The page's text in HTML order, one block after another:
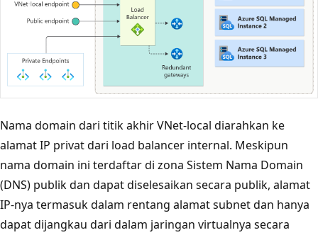
Nama domain dari titik akhir VNet-local diarahkan ke
alamat IP privat dari load balancer internal. Meskipun
nama domain ini terdaftar di zona Sistem Nama Domain
(DNS) publik dan dapat diselesaikan secara publik, alamat
IP-nya termasuk dalam rentang alamat subnet dan hanya
dapat dijangkau dari dalam jaringan virtualnya secara